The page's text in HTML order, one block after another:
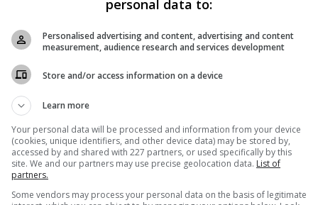
органами”. На жаль, фінальне рішення з таких
RT у службі підтримки YouTube.
іншими мовами (англійська та іспанська) вже
у 2014 році був удостоєний «срібної кнопки», коли
RT en Español сягнув мільйона підписників у
акаунті з’явилося повідомлення, в якому пропонувалося
«В офіс RT вона прибула за кілька місяців – у квітні 2018-го. І
не викликало»,
personal data to:
Personalised advertising and content, advertising and content
measurement, audience research and services development
Store and/or access information on a device
Learn more
Your personal data will be processed and information from your device
(cookies, unique identifiers, and other device data) may be stored by,
accessed by and shared with 227 partners, or used specifically by this
site. We and our partners may use precise geolocation data. List of
partners.
Some vendors may process your personal data on the basis of legitimate